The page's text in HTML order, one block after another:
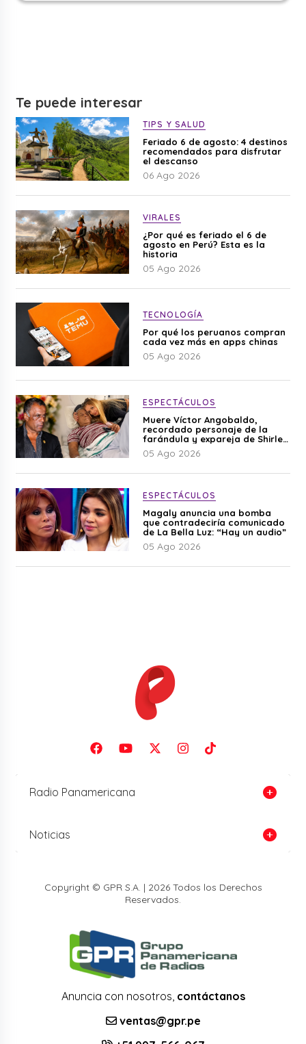
Te puede interesar
TIPS Y SALUD
Feriado 6 de agosto: 4 destinos
recomendados para disfrutar
el descanso
06 Ago 2026
VIRALES
¿Por qué es feriado el 6 de
agosto en Perú? Esta es la
historia
05 Ago 2026
TECNOLOGÍA
Por qué los peruanos compran
cada vez más en apps chinas
05 Ago 2026
ESPECTÁCULOS
Muere Víctor Angobaldo,
recordado personaje de la
farándula y expareja de Shirley
Cherres
05 Ago 2026
ESPECTÁCULOS
Magaly anuncia una bomba
que contradeciría comunicado
de La Bella Luz: “Hay un audio”
05 Ago 2026
Radio Panamericana
Noticias
Copyright © GPR S.A. | 2026 Todos los Derechos
Reservados.
Anuncia con nosotros, contáctanos
ventas@gpr.pe